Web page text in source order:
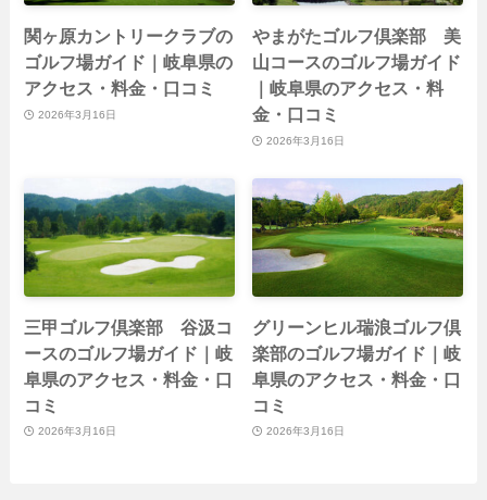
関ヶ原カントリークラブの
ゴルフ場ガイド｜岐阜県の
アクセス・料金・口コミ
2026年3月16日
やまがたゴルフ倶楽部 美
山コースのゴルフ場ガイド
｜岐阜県のアクセス・料
金・口コミ
2026年3月16日
三甲ゴルフ倶楽部 谷汲コ
ースのゴルフ場ガイド｜岐
阜県のアクセス・料金・口
コミ
2026年3月16日
グリーンヒル瑞浪ゴルフ倶
楽部のゴルフ場ガイド｜岐
阜県のアクセス・料金・口
コミ
2026年3月16日